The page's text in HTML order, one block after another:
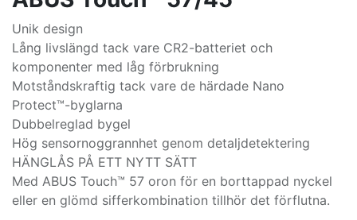
Unik design
Lång livslängd tack vare CR2-batteriet och
komponenter med låg förbrukning
Motståndskraftig tack vare de härdade Nano
Protect™-byglarna
Dubbelreglad bygel
Hög sensornoggrannhet genom detaljdetektering
HÄNGLÅS PÅ ETT NYTT SÄTT
Med ABUS Touch™ 57 oron för en borttappad nyckel
eller en glömd sifferkombination tillhör det förflutna.